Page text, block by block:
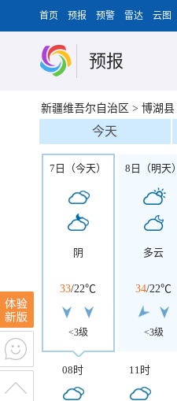
首页 预报 预警 雷达 云图
预报
新疆维吾尔自治区 > 博湖县
今天
7日（今天）
阴
33/22℃
<3级
8日（明天）
多云
34/22℃
<3级
08时 11时